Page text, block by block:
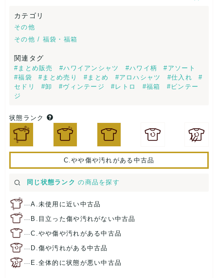
カテゴリ
その他
その他 / 福袋・福箱
関連タグ
#まとめ販売 #ハワイアンシャツ #ハワイ柄
#アソート
#福袋
#まとめ売り #まとめ #アロハシャツ #仕入れ
#
セドリ
#卸 #ヴィンテージ #レトロ #福箱
#ビンテー
ジ
状態ランク
C.やや傷や汚れがある中古品
同じ状態ランク の商品を探す
…A.未使用に近い中古品
… B.目立った傷や汚れがない中古品
…C.やや傷や汚れがある中古品
… D.傷や汚れがある中古品
… E.全体的に状態が悪い中古品